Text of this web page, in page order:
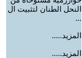
النحل الطنان لتثبيت ال
...
المزيد.....
المزيد.....